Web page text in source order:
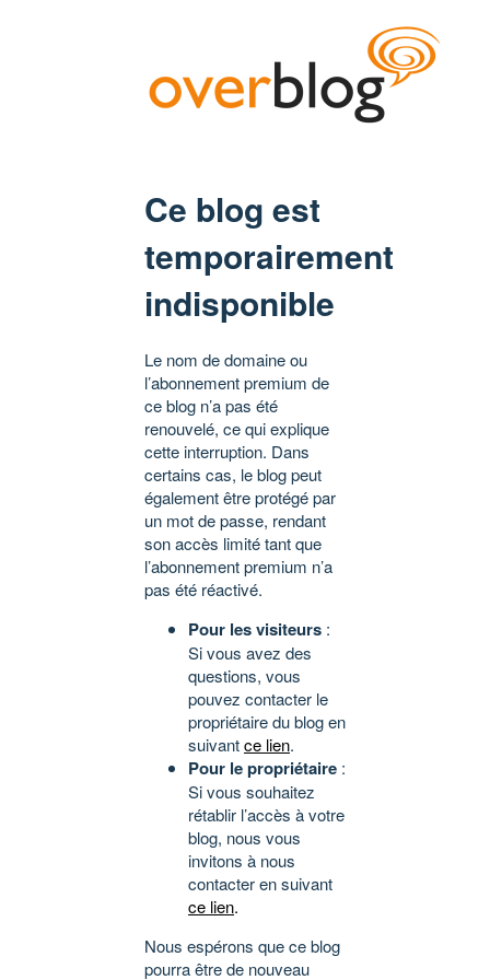
Ce blog est
temporairement
indisponible
Le nom de domaine ou
l’abonnement premium de
ce blog n’a pas été
renouvelé, ce qui explique
cette interruption. Dans
certains cas, le blog peut
également être protégé par
un mot de passe, rendant
son accès limité tant que
l’abonnement premium n’a
pas été réactivé.
Pour les visiteurs :
Si vous avez des
questions, vous
pouvez contacter le
propriétaire du blog en
suivantce lien.
Pour le propriétaire :
Si vous souhaitez
rétablir l’accès à votre
blog, nous vous
invitons à nous
contacter en suivant
ce lien.
Nous espérons que ce blog
pourra être de nouveau